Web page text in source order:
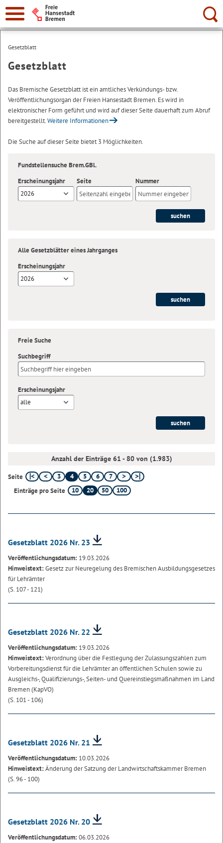
Suche:
Gesetzblatt
Gesetzblatt
Das Bremische Gesetzblatt ist ein amtliches Verkündungs- bzw.
Veröffentlichungsorgan der Freien Hansestadt Bremen. Es wird in
elektronischer Form geführt und wird auf dieser Seite dauerhaft zum Abruf
bereitgestellt.Weitere Informationen
Die Suche auf dieser Seite bietet 3 Möglichkeiten.
Fundstellensuche Brem.GBl.
Erscheinungsjahr
2026
Seite Nummer
Alle Gesetzblätter eines Jahrganges
Erscheinungsjahr
2026
Freie Suche
Suchbegriff
Erscheinungsjahr
alle
Anzahl der Einträge 61 - 80 von (1.983)
Seite 3 4 5 6
7
Einträge pro Seite
10 20 50 100
Gesetzblatt 2026 Nr. 23
Veröffentlichungsdatum: 19.03.2026
Hinweistext:Gesetz zur Neuregelung des Bremischen Ausbildungsgesetzes
für Lehrämter
(S. 107 - 121)
Gesetzblatt 2026 Nr. 22
Veröffentlichungsdatum: 19.03.2026
Hinweistext:Verordnung über die Festlegung der Zulassungszahlen zum
Vorbereitungsdienst für die Lehrämter an öffentlichen Schulen sowie zu
Ausgleichs-, Qualifizierungs-, Seiten- und Quereinstiegsmaßnahmen im Land
Bremen (KapVO)
(S. 101 - 106)
Gesetzblatt 2026 Nr. 21
Veröffentlichungsdatum: 10.03.2026
Hinweistext:Änderung der Satzung der Landwirtschaftskammer Bremen
(S. 96 - 100)
Gesetzblatt 2026 Nr. 20
Veröffentlichungsdatum:06.03.2026